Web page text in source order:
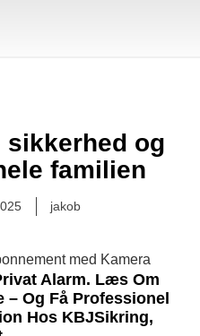
sikkerhed og
familien
jakob
Alarm. Læs Om
– Og Få Professionel
Hos KBJSikring,